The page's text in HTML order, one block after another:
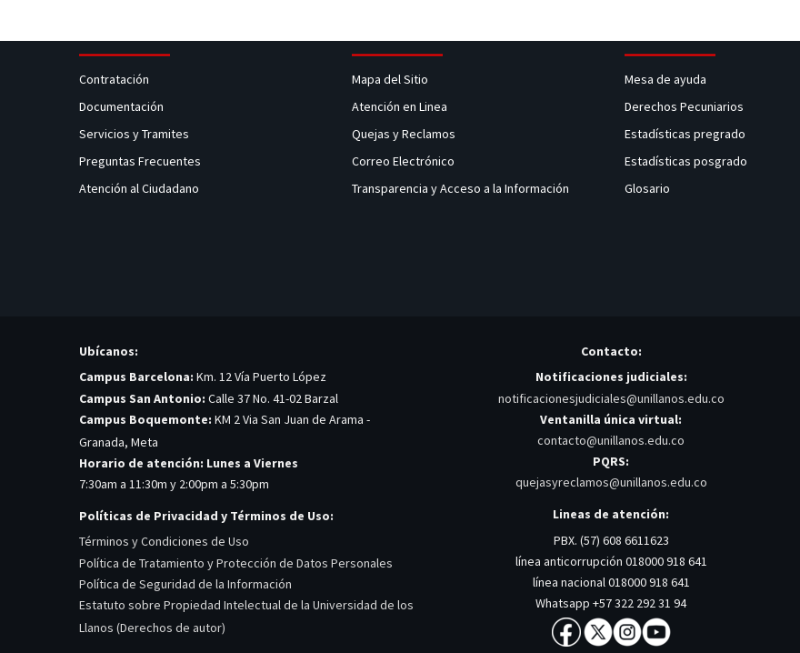
Contratación
Documentación
Servicios y Tramites
Preguntas Frecuentes
Atención al Ciudadano
Mapa del Sitio
Atención en Linea
Quejas y Reclamos
Correo Electrónico
Transparencia y Acceso a la Información
Mesa de ayuda
Derechos Pecuniarios
Estadísticas pregrado
Estadísticas posgrado
Glosario
Ubícanos:
Campus Barcelona: Km. 12 Vía Puerto López
Campus San Antonio: Calle 37 No. 41-02 Barzal
Campus Boquemonte: KM 2 Via San Juan de Arama -
Granada, Meta
Horario de atención: Lunes a Viernes
7:30am a 11:30m y 2:00pm a 5:30pm
Políticas de Privacidad y Términos de Uso:
Términos y Condiciones de Uso
Política de Tratamiento y Protección de Datos Personales
Política de Seguridad de la Información
Estatuto sobre Propiedad Intelectual de la Universidad de los
Llanos (Derechos de autor)
Contacto:
Notificaciones judiciales:
notificacionesjudiciales@unillanos.edu.co
Ventanilla única virtual:
contacto@unillanos.edu.co
PQRS:
quejasyreclamos@unillanos.edu.co
Lineas de atención:
PBX. (57) 608 6611623
línea anticorrupción 018000 918 641
línea nacional 018000 918 641
Whatsapp +57 322 292 31 94